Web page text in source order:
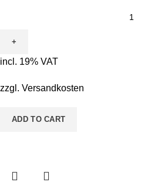
incl. 19% VAT
zzgl. Versandkosten
ADD TO CART